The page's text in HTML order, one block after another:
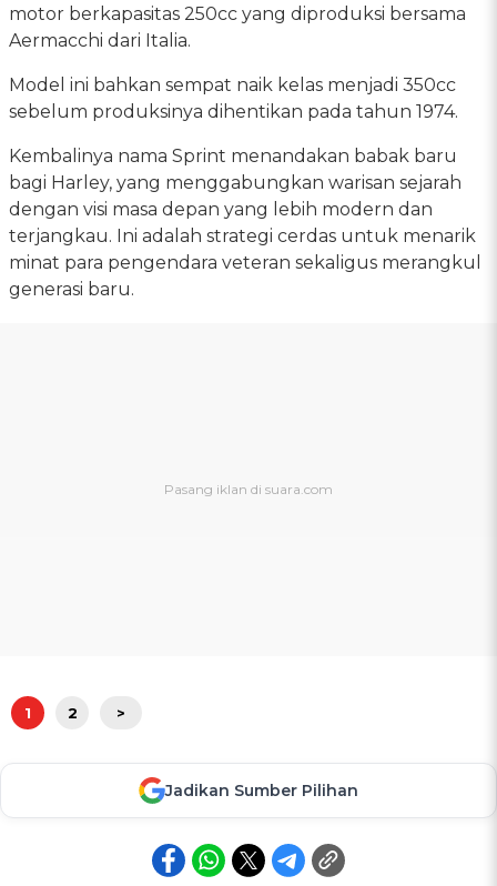
motor berkapasitas 250cc yang diproduksi bersama
Aermacchi dari Italia.
Model ini bahkan sempat naik kelas menjadi 350cc
sebelum produksinya dihentikan pada tahun 1974.
Kembalinya nama Sprint menandakan babak baru
bagi Harley, yang menggabungkan warisan sejarah
dengan visi masa depan yang lebih modern dan
terjangkau. Ini adalah strategi cerdas untuk menarik
minat para pengendara veteran sekaligus merangkul
generasi baru.
1 2 >
Jadikan Sumber Pilihan